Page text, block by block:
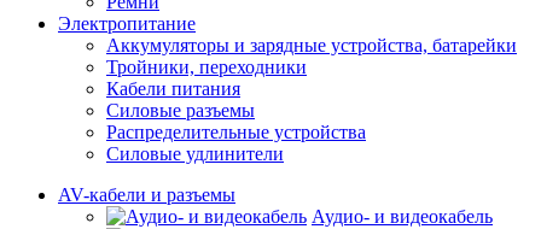
Электропитание
Аккумуляторы и зарядные устройства, батарейки
Тройники, переходники
Кабели питания
Силовые разъемы
Распределительные устройства
Силовые удлинители
AV-кабели и разъемы
Аудио- и видеокабель